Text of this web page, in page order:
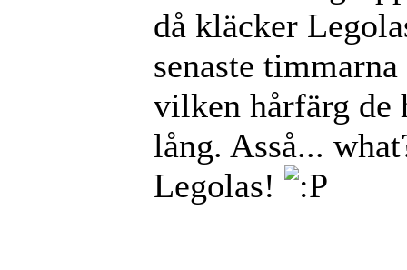
då kläcker
senaste
vilken hårfärg de
lång. Asså...
Legolas!